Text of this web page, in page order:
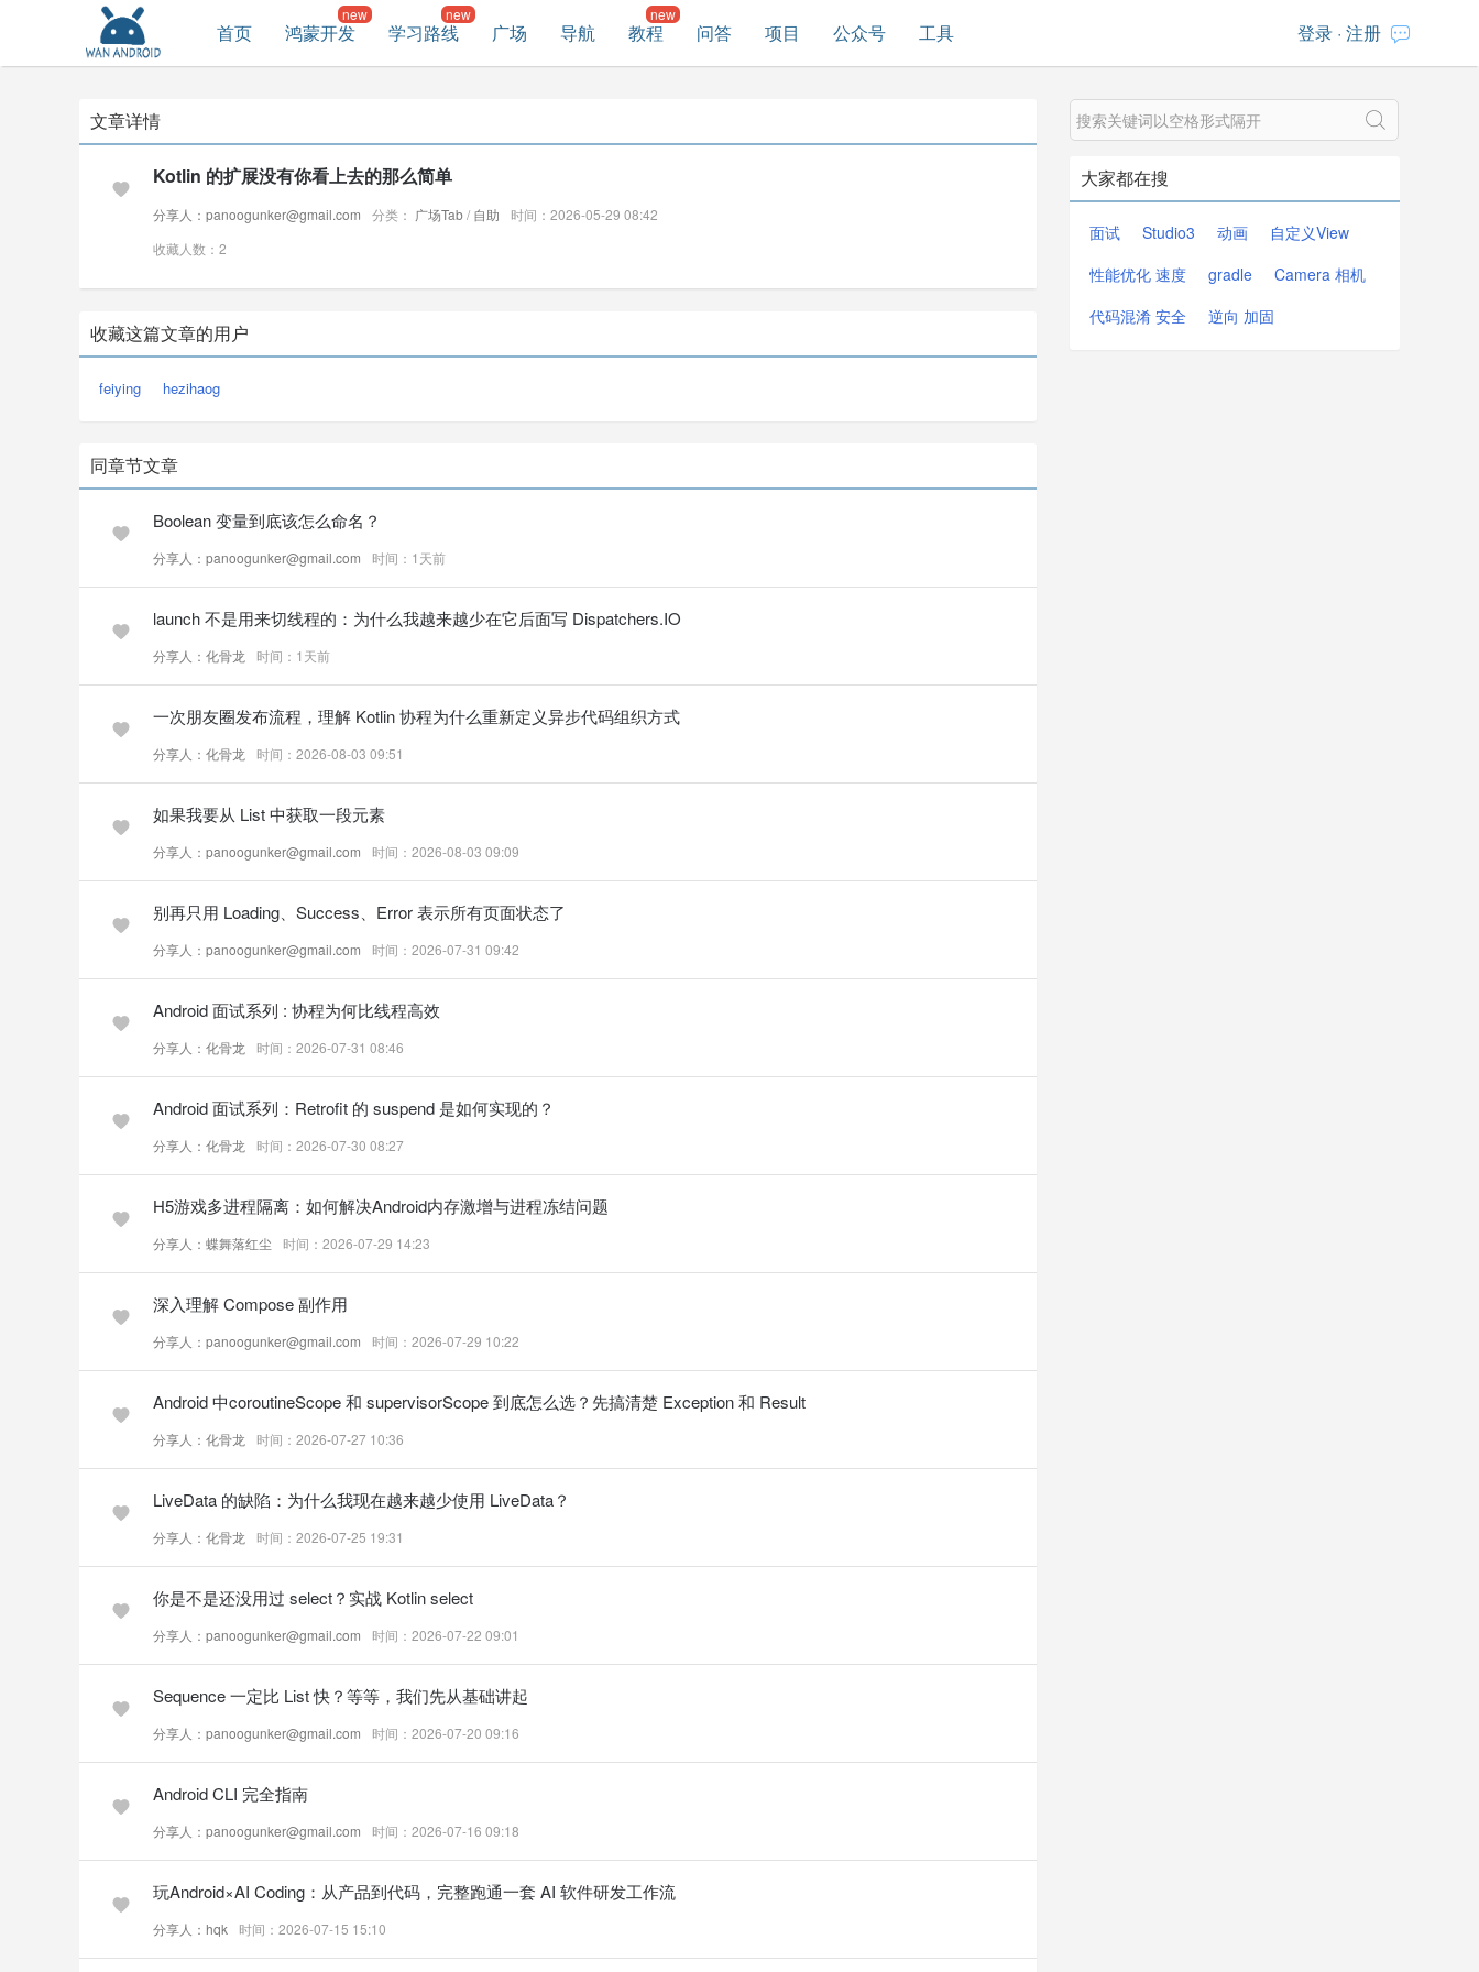
首页 鸿蒙开发 学习路线 广场 导航 教程 问答 项目 公众号 工具 登录 · 注册
文章详情
Kotlin 的扩展没有你看上去的那么简单
分享人：panoogunker@gmail.com 分类： 广场Tab/ 自助
时间：2026-05-29 08:42
收藏人数：2
收藏这篇文章的用户
feiying hezihaog
同章节文章
Boolean 变量到底该怎么命名？
分享人：panoogunker@gmail.com 时间：1天前
launch 不是用来切线程的：为什么我越来越少在它后面写 Dispatchers.IO
分享人：化骨龙 时间：1天前
一次朋友圈发布流程，理解 Kotlin 协程为什么重新定义异步代码组织方式
分享人：化骨龙 时间：2026-08-03 09:51
如果我要从 List 中获取一段元素
分享人：panoogunker@gmail.com 时间：2026-08-03 09:09
别再只用 Loading、Success、Error 表示所有页面状态了
分享人：panoogunker@gmail.com 时间：2026-07-31 09:42
Android 面试系列 : 协程为何比线程高效
分享人：化骨龙 时间：2026-07-31 08:46
Android 面试系列：Retrofit 的 suspend 是如何实现的？
分享人：化骨龙 时间：2026-07-30 08:27
H5游戏多进程隔离：如何解决Android内存激增与进程冻结问题
分享人：蝶舞落红尘 时间：2026-07-29 14:23
深入理解 Compose 副作用
分享人：panoogunker@gmail.com 时间：2026-07-29 10:22
Android 中coroutineScope 和 supervisorScope 到底怎么选？先搞清楚 Exception 和 Result
分享人：化骨龙 时间：2026-07-27 10:36
LiveData 的缺陷：为什么我现在越来越少使用 LiveData？
分享人：化骨龙 时间：2026-07-25 19:31
你是不是还没用过 select？实战 Kotlin select
分享人：panoogunker@gmail.com 时间：2026-07-22 09:01
Sequence 一定比 List 快？等等，我们先从基础讲起
分享人：panoogunker@gmail.com 时间：2026-07-20 09:16
Android CLI 完全指南
分享人：panoogunker@gmail.com 时间：2026-07-16 09:18
玩Android×AI Coding：从产品到代码，完整跑通一套 AI 软件研发工作流
分享人：hqk 时间：2026-07-15 15:10
大家都在搜
面试 Studio3 动画
自定义View
性能优化 速度
gradle
Camera 相机
代码混淆 安全
逆向 加固